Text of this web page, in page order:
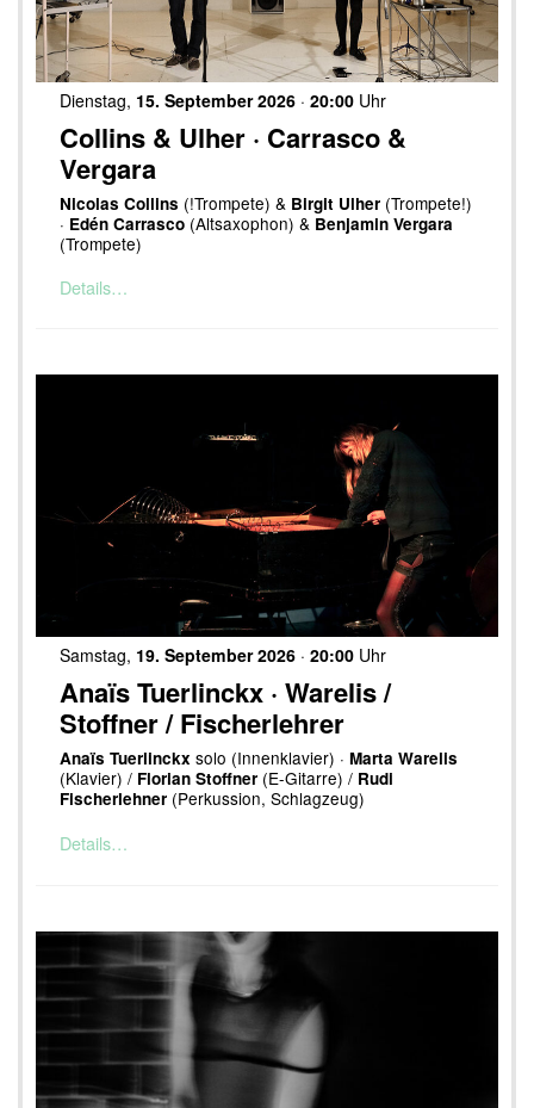
Dienstag, 15. September 2026 · 20:00 Uhr
Collins & Ulher · Carrasco &
Vergara
Nicolas Collins (!Trompete) & Birgit Ulher (Trompete!)
· Edén Carrasco (Altsaxophon) & Benjamin Vergara
(Trompete)
Details…
Samstag, 19. September 2026 · 20:00 Uhr
Anaïs Tuerlinckx · Warelis /
Stoffner / Fischerlehrer
Anaïs Tuerlinckx solo (Innenklavier) · Marta Warelis
(Klavier) / Florian Stoffner (E-Gitarre) / Rudi
Fischerlehner (Perkussion, Schlagzeug)
Details…